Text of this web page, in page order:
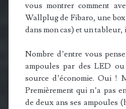
vous montrer comment
Wallplug de Fibaro, une
dans mon cas) et un
Nombre d’entre vous
ampoules par des LED
source d’économie. Oui !
Premièrement qui n’a pas
de deux ans ses ampoules